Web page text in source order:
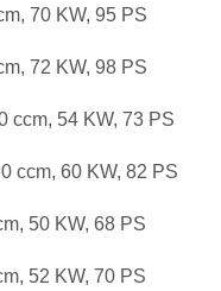
70 KW, 95 PS
72 KW, 98 PS
ccm, 54 KW, 73 PS
ccm, 60 KW, 82 PS
50 KW, 68 PS
52 KW, 70 PS